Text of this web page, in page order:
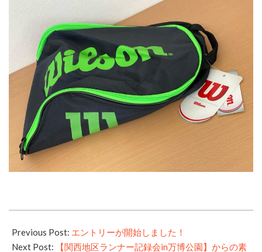
11-
08
Previous Post: エントリーが開始しました！
Next Post:
【関西地区ランナー記録会in万博公園】からの素